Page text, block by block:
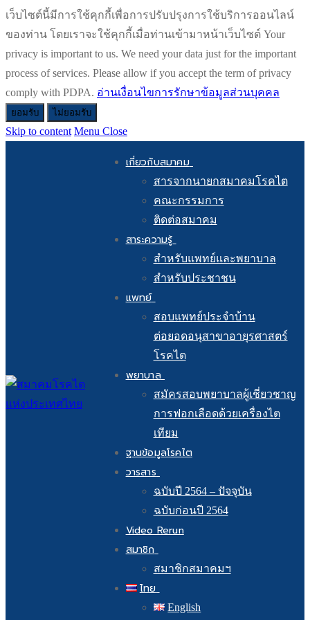
เว็บไซต์นี้มีการใช้คุกกี้เพื่อการปรับปรุงการใช้บริการออนไลน์
ของท่าน โดยเราจะใช้คุกกี้เมื่อท่านเข้ามาหน้าเว็บไซต์ Your
privacy is important to us. We need your data just for the important
process of services. Please allow if you accept the term of privacy
comply with PDPA. อ่านเงื่อนไขการรักษาข้อมูลส่วนบุคคล
ยอมรับ ไม่ยอมรับ
Skip to content Menu Close
เกี่ยวกับสมาคม
สารจากนายกสมาคมโรคไต
คณะกรรมการ
ติดต่อสมาคม
สาระความรู้
สำหรับแพทย์และพยาบาล
สำหรับประชาชน
แพทย์
สอบแพทย์ประจำบ้าน
ต่อยอดอนุสาขาอายุรศาสตร์
โรคไต
พยาบาล
สมัครสอบพยาบาลผู้เชี่ยวชาญ
การฟอกเลือดด้วยเครื่องไต
เทียม
ฐานข้อมูลโรคไต
วารสาร
ฉบับปี 2564 – ปัจจุบัน
ฉบับก่อนปี 2564
Video Rerun
สมาชิก
สมาชิกสมาคมฯ
ไทย
English